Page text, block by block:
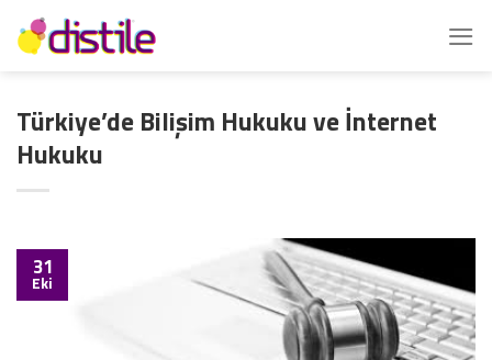
İçeriğe
atla
Türkiye’de Bilişim Hukuku ve İnternet
Hukuku
31
Eki